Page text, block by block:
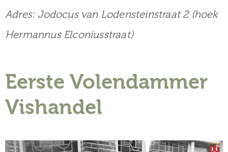
museum
over
Adres: Jodocus van Lodensteinstraat 2 (hoek
Hermannus Elconiusstraat)
Eerste Volendammer
Vishandel